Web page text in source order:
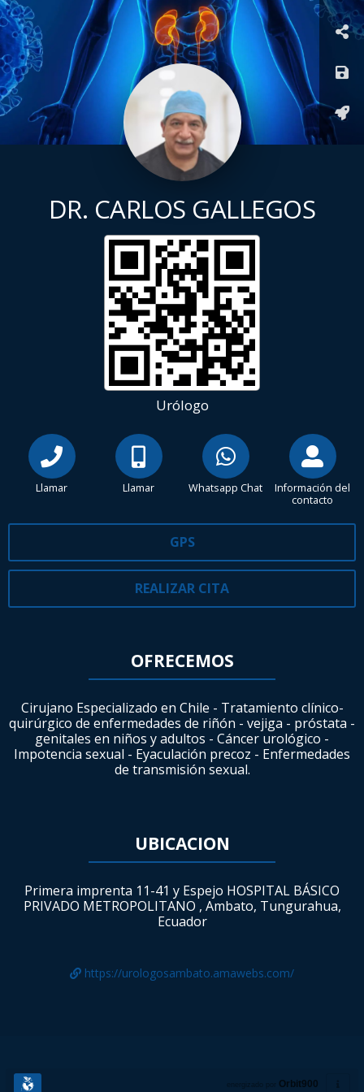
DR. CARLOS GALLEGOS
Urólogo
Llamar Llamar Whatsapp Chat
Información del
contacto
GPS
REALIZAR CITA
OFRECEMOS
Cirujano Especializado en Chile - Tratamiento clínico-
quirúrgico de enfermedades de riñón - vejiga - próstata -
genitales en niños y adultos - Cáncer urológico -
Impotencia sexual - Eyaculación precoz - Enfermedades
de transmisión sexual.
UBICACION
Primera imprenta 11-41 y Espejo HOSPITAL BÁSICO
PRIVADO METROPOLITANO , Ambato, Tungurahua,
Ecuador
https://urologosambato.amawebs.com/
energizado por Orbit900